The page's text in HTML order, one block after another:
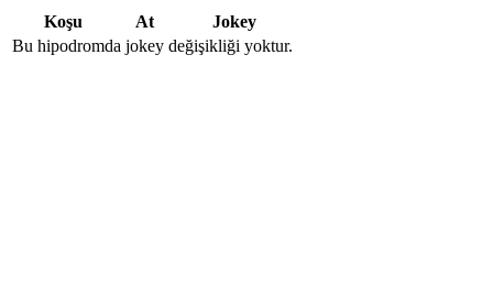
Koşu At
Jokey
Bu hipodromda jokey değişikliği yoktur.